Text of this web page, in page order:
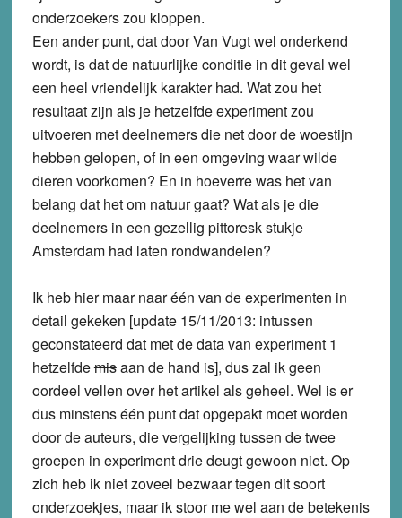
onderzoekers zou kloppen.
Een ander punt, dat door Van Vugt wel onderkend
wordt, is dat de natuurlijke conditie in dit geval wel
een heel vriendelijk karakter had. Wat zou het
resultaat zijn als je hetzelfde experiment zou
uitvoeren met deelnemers die net door de woestijn
hebben gelopen, of in een omgeving waar wilde
dieren voorkomen? En in hoeverre was het van
belang dat het om natuur gaat? Wat als je die
deelnemers in een gezellig pittoresk stukje
Amsterdam had laten rondwandelen?
Ik heb hier maar naar één van de experimenten in
detail gekeken [update 15/11/2013: intussen
geconstateerd dat met de data van experiment 1
hetzelfdemisaan de hand is], dus zal ik geen
oordeel vellen over het artikel als geheel. Wel is er
dus minstens één punt dat opgepakt moet worden
door de auteurs, die vergelijking tussen de twee
groepen in experiment drie deugt gewoon niet. Op
zich heb ik niet zoveel bezwaar tegen dit soort
onderzoekjes, maar ik stoor me wel aan de betekenis